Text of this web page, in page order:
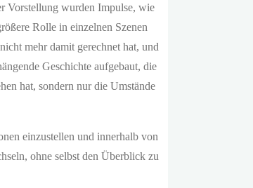
Vorstellung wurden Impulse, wie
Rolle in einzelnen Szenen
mehr damit gerechnet hat, und
Geschichte aufgebaut, die
hat, sondern nur die Umstände
einzustellen und innerhalb von
ohne selbst den Überblick zu